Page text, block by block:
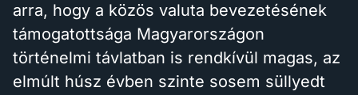
arra, hogy a közös valuta bevezetésének
támogatottsága Magyarországon
történelmi távlatban is rendkívül magas, az
elmúlt húsz évben szinte sosem süllyedt